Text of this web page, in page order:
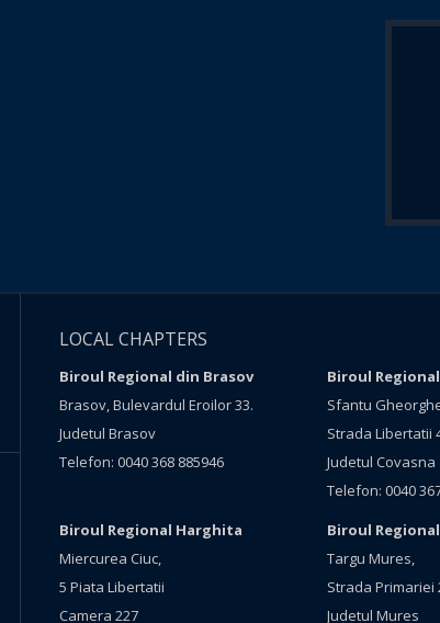
LOCAL CHAPTERS
Biroul Regional din Brasov
Brasov, Bulevardul Eroilor 33.
Judetul Brasov
Telefon: 0040 368 885946
Biroul
Sfantu
Strada Libertatii
Judetul Covasna
Telefon: 0040
Biroul Regional Harghita
Miercurea Ciuc,
5 Piata Libertatii
Camera 227
Biroul
Targu Mures,
Strada Primariei
Judetul Mures